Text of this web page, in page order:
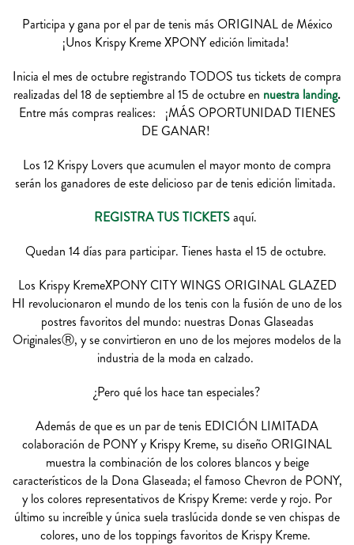
Participa y gana por el par de tenis más ORIGINAL de México
¡Unos Krispy Kreme XPONY edición limitada!
Inicia el mes de octubre registrando TODOS tus tickets de compra
realizadas del 18 de septiembre al 15 de octubre en nuestra landing.
Entre más compras realices:
¡MÁS OPORTUNIDAD TIENES
DE GANAR!
Los 12 Krispy Lovers que acumulen el mayor monto de compra
serán los ganadores de este delicioso par de tenis edición limitada.
REGISTRA TUS TICKETSaquí.
Quedan 14 días para participar. Tienes hasta el 15 de octubre.
Los Krispy KremeXPONY CITY WINGS ORIGINAL GLAZED
HI revolucionaron el mundo de los tenis con la fusión de uno de los
postres favoritos del mundo: nuestras Donas Glaseadas
OriginalesⓇ, y se convirtieron en uno de los mejores modelos de la
industria de la moda en calzado.
¿Pero qué los hace tan especiales?
Además de que es un par de tenis EDICIÓN LIMITADA
colaboración de PONY y Krispy Kreme, su diseño ORIGINAL
muestra la combinación de los colores blancos y beige
característicos de la Dona Glaseada; el famoso Chevron de PONY,
y los colores representativos de Krispy Kreme: verde y rojo. Por
último su increíble y única suela traslúcida donde se ven chispas de
colores, uno de los toppings favoritos de Krispy Kreme.